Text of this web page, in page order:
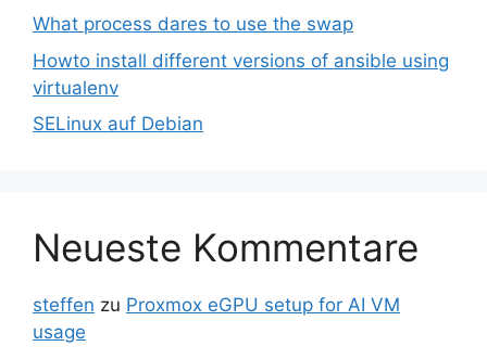
What process dares to use the swap
Howto install different versions of ansible using
virtualenv
SELinux auf Debian
Neueste Kommentare
steffen zu Proxmox eGPU setup for AI VM
usage